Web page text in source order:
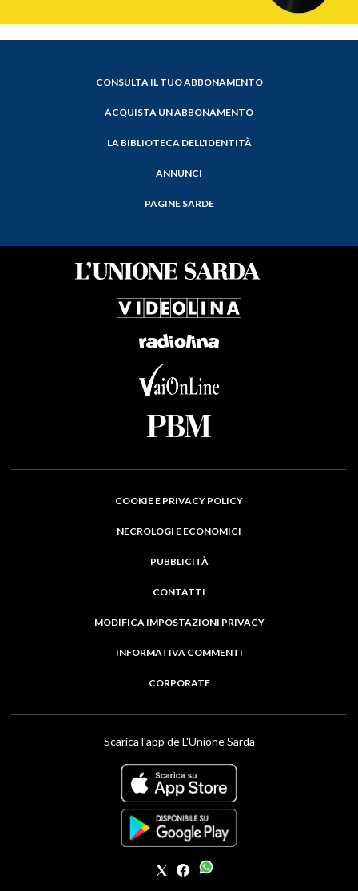
CONSULTA IL TUO ABBONAMENTO
ACQUISTA UN ABBONAMENTO
LA BIBLIOTECA DELL'IDENTITÀ
ANNUNCI
PAGINE SARDE
COOKIE E PRIVACY POLICY
NECROLOGI E ECONOMICI
PUBBLICITÀ
CONTATTI
MODIFICA IMPOSTAZIONI PRIVACY
INFORMATIVA COMMENTI
CORPORATE
Scarica l'app de L'Unione Sarda